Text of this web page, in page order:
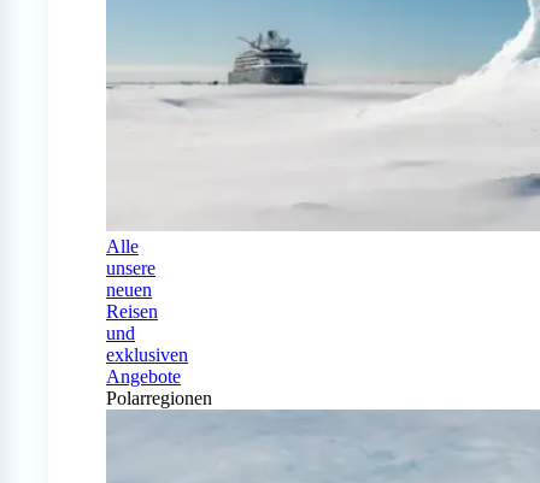
Alle
unsere
neuen
Reisen
und
exklusiven
Angebote
Polarregionen